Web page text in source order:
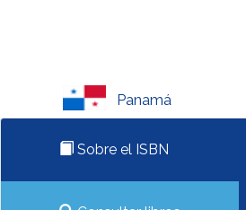
Panamá
Sobre el ISBN